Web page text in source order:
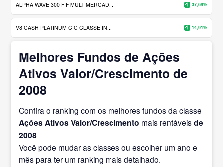
ALPHA WAVE 300 FIF MULTIMERCAD... 37,69%
V8 CASH PLATINUM CIC CLASSE IN... 14,91%
Melhores Fundos de Ações
Ativos Valor/Crescimento de
2008
Confira o ranking com os melhores fundos da classe
Ações Ativos Valor/Crescimento mais rentáveisde
2008
Você pode mudar as classes ou escolher um ano e
mês para ter um ranking mais detalhado.